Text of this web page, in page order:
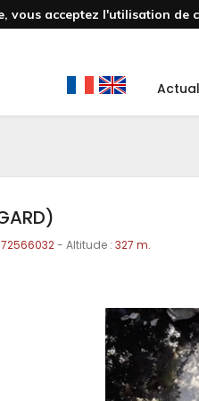
acceptez l'utilisation de
- Altitude : 327 m.